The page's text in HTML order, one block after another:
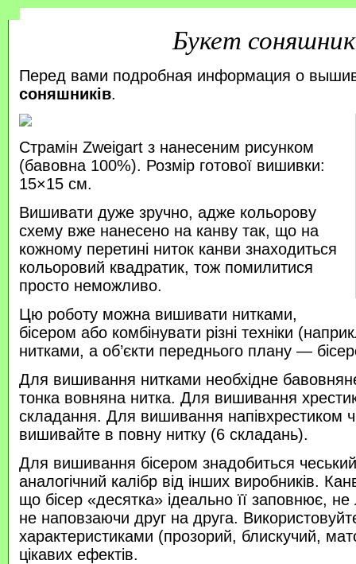
Букет
Перед вами подробная информация о
соняшників.
Страмін Zweigart з нанесеним рисунком
(бавовна 100%). Розмір готової вишивки:
15×15 см.
Вишивати дуже зручно, адже кольорову
схему вже нанесено на канву так, що на
кожному перетині ниток канви знаходиться
кольоровий квадратик, тож помилитися
просто неможливо.
Цю роботу можна вишивати нитками,
бісером або комбінувати різні техніки
нитками, а об’єкти переднього плану —
Для вишивання нитками необхідне
тонка вовняна нитка. Для вишивання
складання. Для вишивання напівхрестиком
вишивайте в повну нитку (6 складань).
Для вишивання бісером знадобиться
аналогічний калібр від інших виробників.
що бісер «десятка» ідеально її заповнює,
не наповзаючи друг на друга.
характеристиками (прозорий, блискучий,
цікавих ефектів.